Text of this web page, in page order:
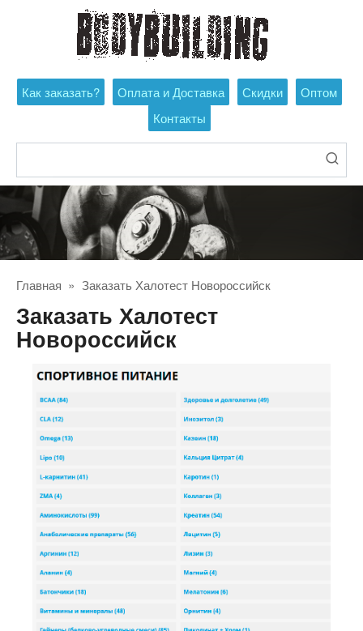
Как заказать? Оплата и Доставка Скидки
Оптом
Контакты
Главная » Заказать Халотест Новороссийск
Заказать Халотест
Новороссийск